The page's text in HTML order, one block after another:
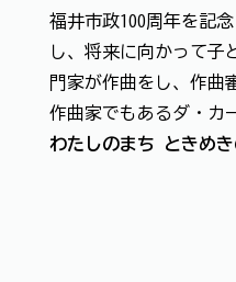
福井市政100周年を記
し、将来に向かって子
門家が作曲をし、作曲
作曲家でもあるダ・カ
わたしのまち ときめき